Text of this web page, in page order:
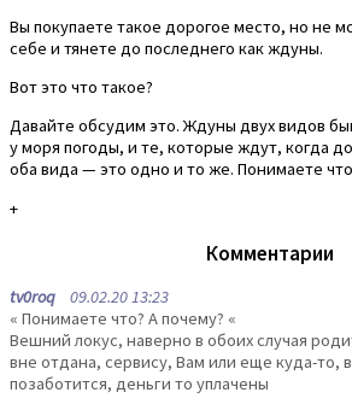
Вы покупаете такое дорогое место, но не
себе и тянете до последнего как ждуны.
Вот это что такое?
Давайте обсудим это. Ждуны двух видов
у моря погоды, и те, которые ждут, когда
оба вида — это одно и то же. Понимаете
+
Комментарии
tv0roq 09.02.20 13:23
« Понимаете что? А почему? «
Вешний локус, наверно в обоих случая
вне отдана, сервису, Вам или еще куда-то,
позаботится, деньги то уплачены